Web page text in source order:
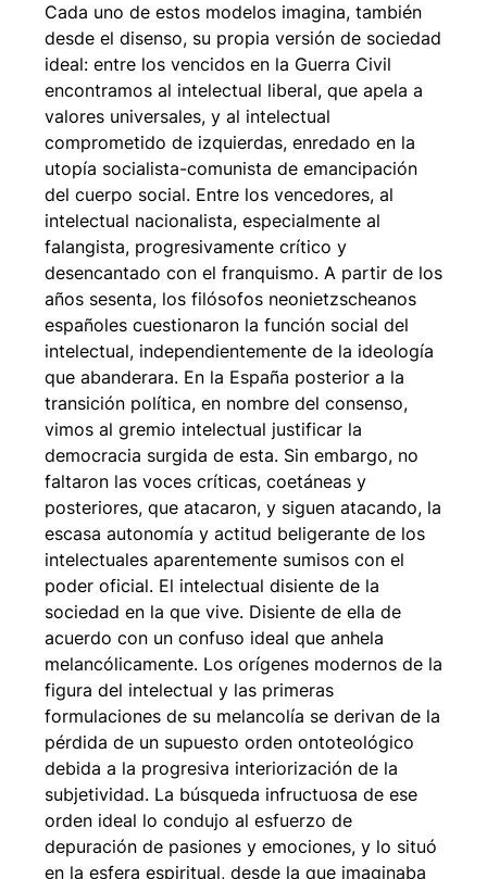
Cada uno de estos modelos imagina, también
desde el disenso, su propia versión de sociedad
ideal: entre los vencidos en la Guerra Civil
encontramos al intelectual liberal, que apela a
valores universales, y al intelectual
comprometido de izquierdas, enredado en la
utopía socialista-comunista de emancipación
del cuerpo social. Entre los vencedores, al
intelectual nacionalista, especialmente al
falangista, progresivamente crítico y
desencantado con el franquismo. A partir de los
años sesenta, los filósofos neonietzscheanos
españoles cuestionaron la función social del
intelectual, independientemente de la ideología
que abanderara. En la España posterior a la
transición política, en nombre del consenso,
vimos al gremio intelectual justificar la
democracia surgida de esta. Sin embargo, no
faltaron las voces críticas, coetáneas y
posteriores, que atacaron, y siguen atacando, la
escasa autonomía y actitud beligerante de los
intelectuales aparentemente sumisos con el
poder oficial. El intelectual disiente de la
sociedad en la que vive. Disiente de ella de
acuerdo con un confuso ideal que anhela
melancólicamente. Los orígenes modernos de la
figura del intelectual y las primeras
formulaciones de su melancolía se derivan de la
pérdida de un supuesto orden ontoteológico
debida a la progresiva interiorización de la
subjetividad. La búsqueda infructuosa de ese
orden ideal lo condujo al esfuerzo de
depuración de pasiones y emociones, y lo situó
en la esfera espiritual, desde la que imaginaba